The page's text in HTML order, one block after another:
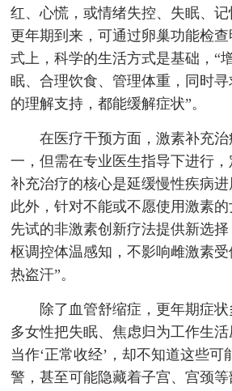
红、心慌，或情绪失控、失眠、
更年期到来，可通过卵巢功能检
式上，科学的生活方式是基础，“
眠、合理饮食、管理体重，同时
的理解支持，都能缓解症状”。
在医疗干预方面，激素补充
一，但需在专业医生指导下进行
补充治疗的核心是延缓慢性疾病进
此外，针对不能或不愿使用激素
先试的非激素创新疗法提供新选
枢调控体温感知，不影响雌激素
热盗汗”。
除了血管舒缩症，更年期症
多女性把失眠、焦虑归为工作生
当作‘正常收经’，却不知道这些可
警，甚至可能隐藏着子宫、宫颈